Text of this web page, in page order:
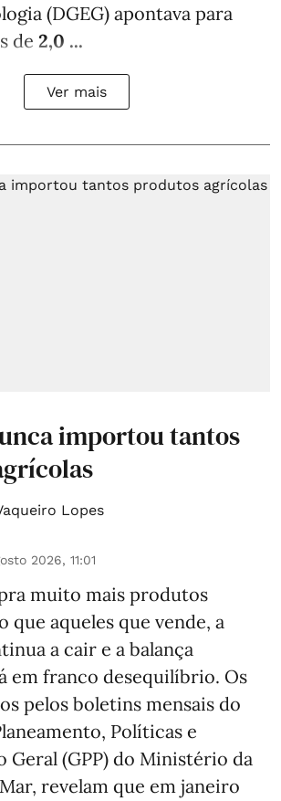
(DGEG) apontava para
de 2,0 ...
Ver mais
importou tantos
Lopes
2026, 11:01
muito mais produtos
que aqueles que vende, a
a cair e a balança
em franco desequilíbrio. Os
pelos boletins mensais do
Políticas e
Geral (GPP) do Ministério da
revelam que em janeiro